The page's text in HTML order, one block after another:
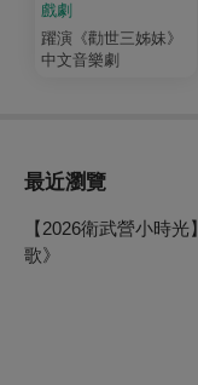
戲劇
躍演《勸世三姊妹》
中文音樂劇
最近瀏覽
【2026衛武營小時
歌》